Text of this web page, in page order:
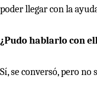
poder llegar con la
¿Pudo hablarlo con
Sí, se conversó, pero no